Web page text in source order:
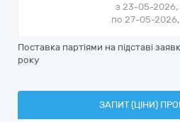
з 23-05-2026,
по 27-05-
Поставка партіями на підставі
року
ЗАПИТ (ЦІНИ)